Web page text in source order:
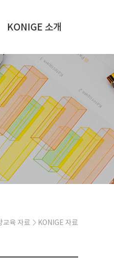
KONIGE 소개
교육 자료 KONIGE 자료